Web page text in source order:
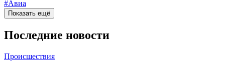
#Авиа
Показать ещё
Последние новости
Происшествия